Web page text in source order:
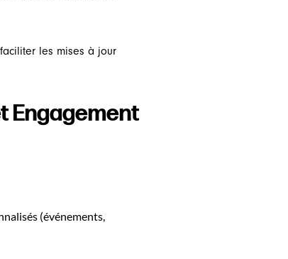
les mises à jour
Engagement
(événements,